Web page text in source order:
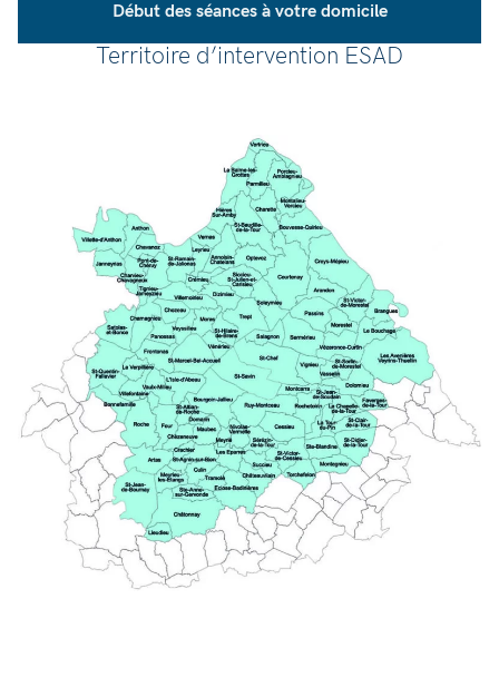
Début des séances à votre domicile
Territoire d’intervention ESAD